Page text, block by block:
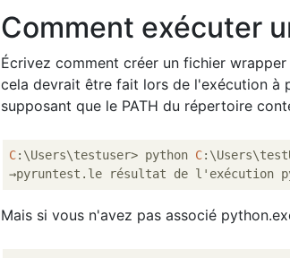
Comment exécuter
Écrivez comment créer un fichier
cela devrait être fait lors de l'exécution à
supposant que le PATH du répertoire
C:\Users\testuser> python C
Mais si vous n'avez pas associé